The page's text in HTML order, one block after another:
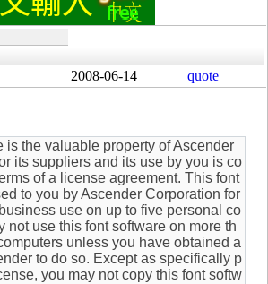
2008-06-14 quote
is the valuable property of Ascender
its suppliers and its use by you is co
of a license agreement. This font
to you by Ascender Corporation for
use on up to five personal co
not use this font software on more th
unless you have obtained a
to do so. Except as specifically p
you may not copy this font softw